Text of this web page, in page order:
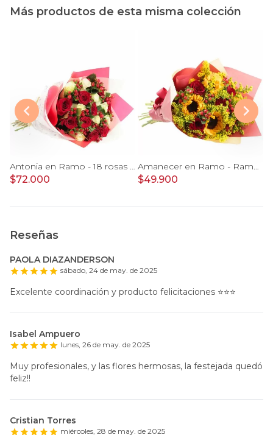
Más productos de esta misma colección
Antonia en Ramo - 18 rosas mix blanco y rojo con hypericum
$72.000
Amanecer en Ramo - Ramo con girasoles, rosas rojo e hypericum
$49.900
Reseñas
PAOLA DIAZANDERSON
sábado, 24 de may. de 2025
Excelente coordinación y producto felicitaciones ⭐️⭐️⭐️
Isabel Ampuero
lunes, 26 de may. de 2025
Muy profesionales, y las flores hermosas, la festejada quedó
feliz!!
Cristian Torres
miércoles, 28 de may. de 2025